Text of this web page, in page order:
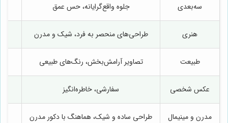
سه‌بعدی جلوه واقع‌گرایانه، حس عمق
هنری طراحی‌های منحصر به فرد، شیک و مدرن
طبیعت تصاویر آرامش‌بخش، رنگ‌های طبیعی
عکس شخصی سفارشی، خاطره‌انگیز
مدرن و مینیمال طراحی ساده و شیک، هماهنگ با دکور مدرن